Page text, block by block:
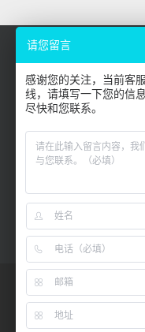
外贸英语
九个精华短
你知道英语
在英国社交
口语必备
实用外贸
请您留言
感谢您的关注，当前客
线，请填写一下您的信
尽快和您联系。